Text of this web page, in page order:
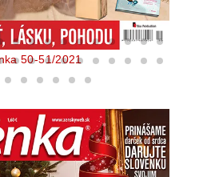
50-51/2021